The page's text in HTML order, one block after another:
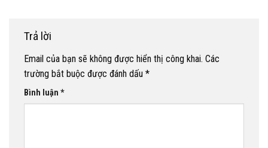
Trả lời
Email của bạn sẽ không được hiển thị công khai. Các
trường bắt buộc được đánh dấu *
Bình luận *